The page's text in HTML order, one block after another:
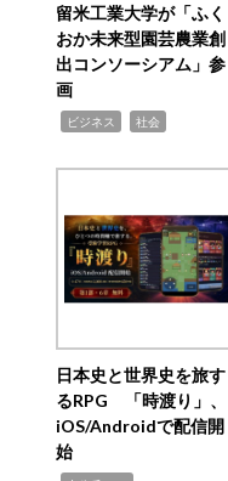
留米工業大学が「ふく
おか未来型園芸農業創
出コンソーシアム」参
画
ビジネス 社会
日本史と世界史を旅す
るRPG 「時渡り」、
iOS/Androidで配信開
始